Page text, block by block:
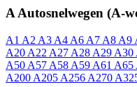
A Autosnelwegen (A-
A1 A2 A3 A4 A6 A7 A8 A9
A20 A22 A27 A28 A29 A30
A50 A57 A58 A59 A61 A65
A200 A205 A256 A270